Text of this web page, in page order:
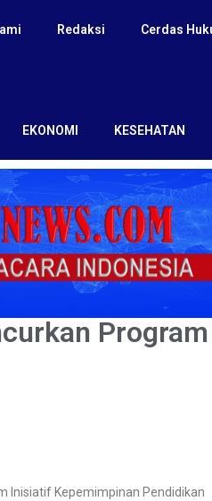
Redaksi Cerdas
EKONOMI KESEHATAN
Program
Inisiatif Kepemimpinan Pendidikan